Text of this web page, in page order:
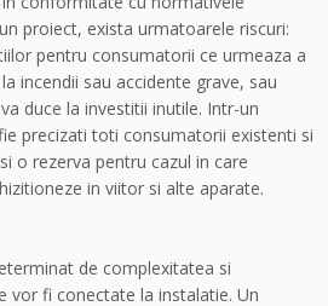
proiect, exista urmatoarele riscuri:
pentru consumatorii ce urmeaza a
incendii sau accidente grave, sau
duce la investitii inutile. Intr-un
precizati toti consumatorii existenti si
o rezerva pentru cazul in care
in viitor si alte aparate.
de complexitatea si
vor fi conectate la instalatie. Un